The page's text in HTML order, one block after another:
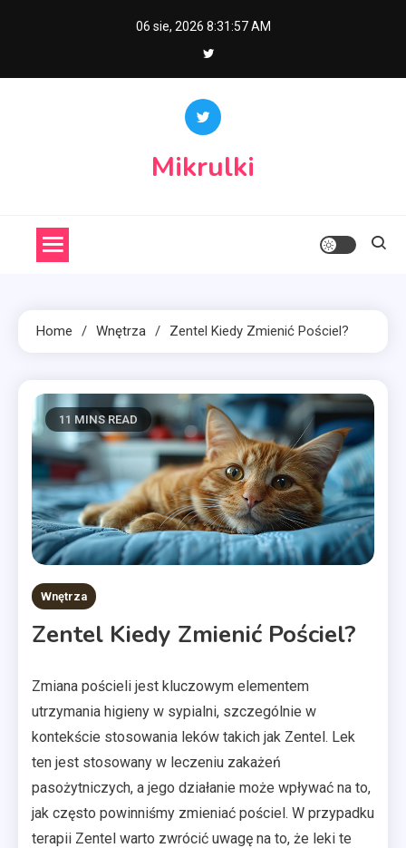
06 sie, 2026 8:31:58 AM
Mikrulki
Home Wnętrza Zentel Kiedy Zmienić Pościel?
11 MINS READ
Wnętrza
Zentel Kiedy Zmienić Pościel?
Zmiana pościeli jest kluczowym elementem
utrzymania higieny w sypialni, szczególnie w
kontekście stosowania leków takich jak Zentel. Lek
ten jest stosowany w leczeniu zakażeń
pasożytniczych, a jego działanie może wpływać na to,
jak często powinniśmy zmieniać pościel. W przypadku
terapii Zentel warto zwrócić uwagę na to, że leki te